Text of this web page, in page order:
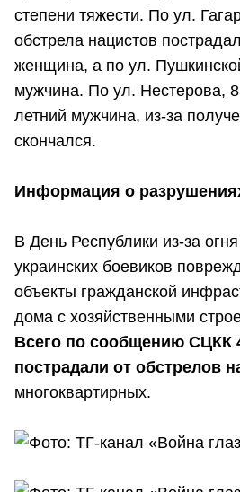
степени тяжести. По ул.
обстрела нацистов
женщина, а по ул.
мужчина. По ул. Нестерова,
летний мужчина, из-за
скончался.
Информация о
В День Республики из-за
украинских боевиков
объекты гражданской
дома с хозяйственными
Всего по сообщению СЦКК
пострадали от обстрелов
многоквартирных.